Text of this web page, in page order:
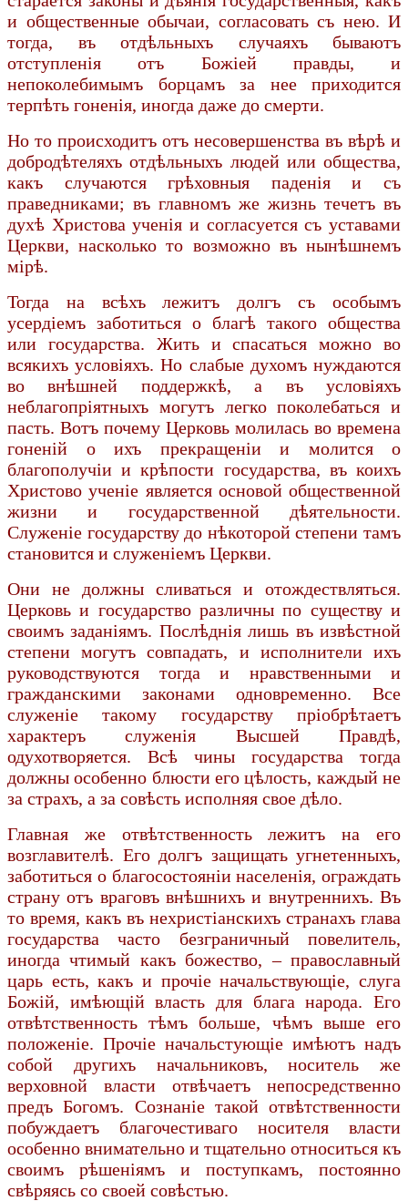
и общественные обычаи, согласовать съ нею. И
тогда, въ отдѣльныхъ случаяхъ бываютъ
отступленія отъ Божіей правды, и
непоколебимымъ борцамъ за нее приходится
терпѣть гоненія, иногда даже до смерти.
Но то происходитъ отъ несовершенства въ вѣрѣ и
добродѣтеляхъ отдѣльныхъ людей или общества,
какъ случаются грѣховныя паденія и съ
праведниками; въ главномъ же жизнь течетъ въ
духѣ Христова ученія и согласуется съ уставами
Церкви, насколько то возможно въ нынѣшнемъ
мірѣ.
Тогда на всѣхъ лежитъ долгъ съ особымъ
усердіемъ заботиться о благѣ такого общества
или государства. Жить и спасаться можно во
всякихъ условіяхъ. Но слабые духомъ нуждаются
во внѣшней поддержкѣ, а въ условіяхъ
неблагопріятныхъ могутъ легко поколебаться и
пасть. Вотъ почему Церковь молилась во времена
гоненій о ихъ прекращеніи и молится о
благополучіи и крѣпости государства, въ коихъ
Христово ученіе является основой общественной
жизни и государственной дѣятельности.
Служеніе государству до нѣкоторой степени тамъ
становится и служеніемъ Церкви.
Они не должны сливаться и отождествляться.
Церковь и государство различны по существу и
своимъ заданіямъ. Послѣднія лишь въ извѣстной
степени могутъ совпадать, и исполнители ихъ
руководствуются тогда и нравственными и
гражданскими законами одновременно. Все
служеніе такому государству пріобрѣтаетъ
характеръ служенія Высшей Правдѣ,
одухотворяется. Всѣ чины государства тогда
должны особенно блюсти его цѣлость, каждый не
за страхъ, а за совѣсть исполняя свое дѣло.
Главная же отвѣтственность лежитъ на его
возглавителѣ. Его долгъ защищать угнетенныхъ,
заботиться о благосостояніи населенія, ограждать
страну отъ враговъ внѣшнихъ и внутреннихъ. Въ
то время, какъ въ нехристіанскихъ странахъ глава
государства часто безграничный повелитель,
иногда чтимый какъ божество, – православный
царь есть, какъ и прочіе начальствующіе, слуга
Божій, имѣющій власть для блага народа. Его
отвѣтственность тѣмъ больше, чѣмъ выше его
положеніе. Прочіе начальстующіе имѣютъ надъ
собой другихъ начальниковъ, носитель же
верховной власти отвѣчаетъ непосредственно
предъ Богомъ. Сознаніе такой отвѣтственности
побуждаетъ благочестиваго носителя власти
особенно внимательно и тщательно относиться къ
своимъ рѣшеніямъ и поступкамъ, постоянно
свѣряясь со своей совѣстью.